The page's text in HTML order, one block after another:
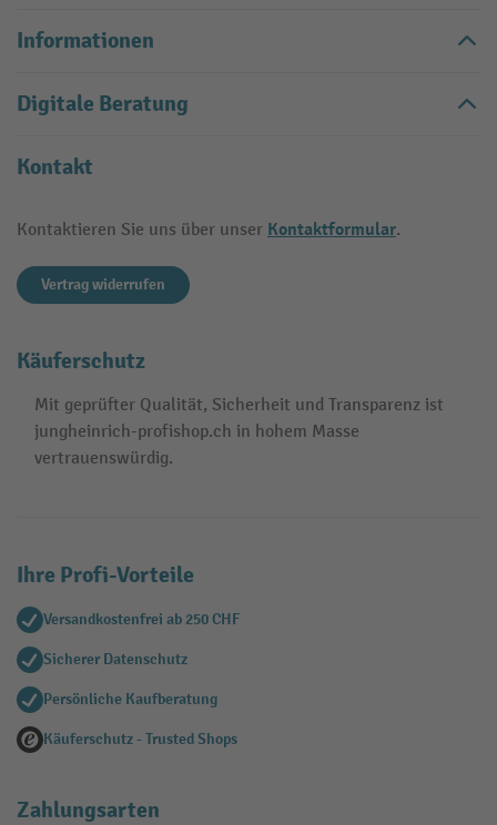
Informationen
Digitale Beratung
Kontakt
Kontaktieren Sie uns über unser Kontaktformular.
Vertrag widerrufen
Käuferschutz
Mit geprüfter Qualität, Sicherheit und Transparenz ist
jungheinrich-profishop.ch in hohem Masse
vertrauenswürdig.
Ihre Profi-Vorteile
Versandkostenfrei ab 250 CHF
Sicherer Datenschutz
Persönliche Kaufberatung
Käuferschutz - Trusted Shops
Zahlungsarten